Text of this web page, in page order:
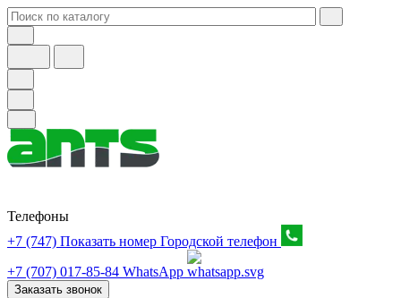
Телефоны
+7 (747) Показать номер Городской телефон
+7 (707) 017-85-84 WhatsApp
Заказать звонок